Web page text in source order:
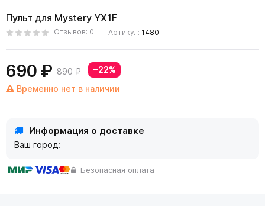
Пульт для Mystery YX1F
Отзывов: 0 Артикул: 1480
690 ₽ 890 ₽
−22%
Временно нет в наличии
Информация о доставке
Ваш город:
Безопасная оплата